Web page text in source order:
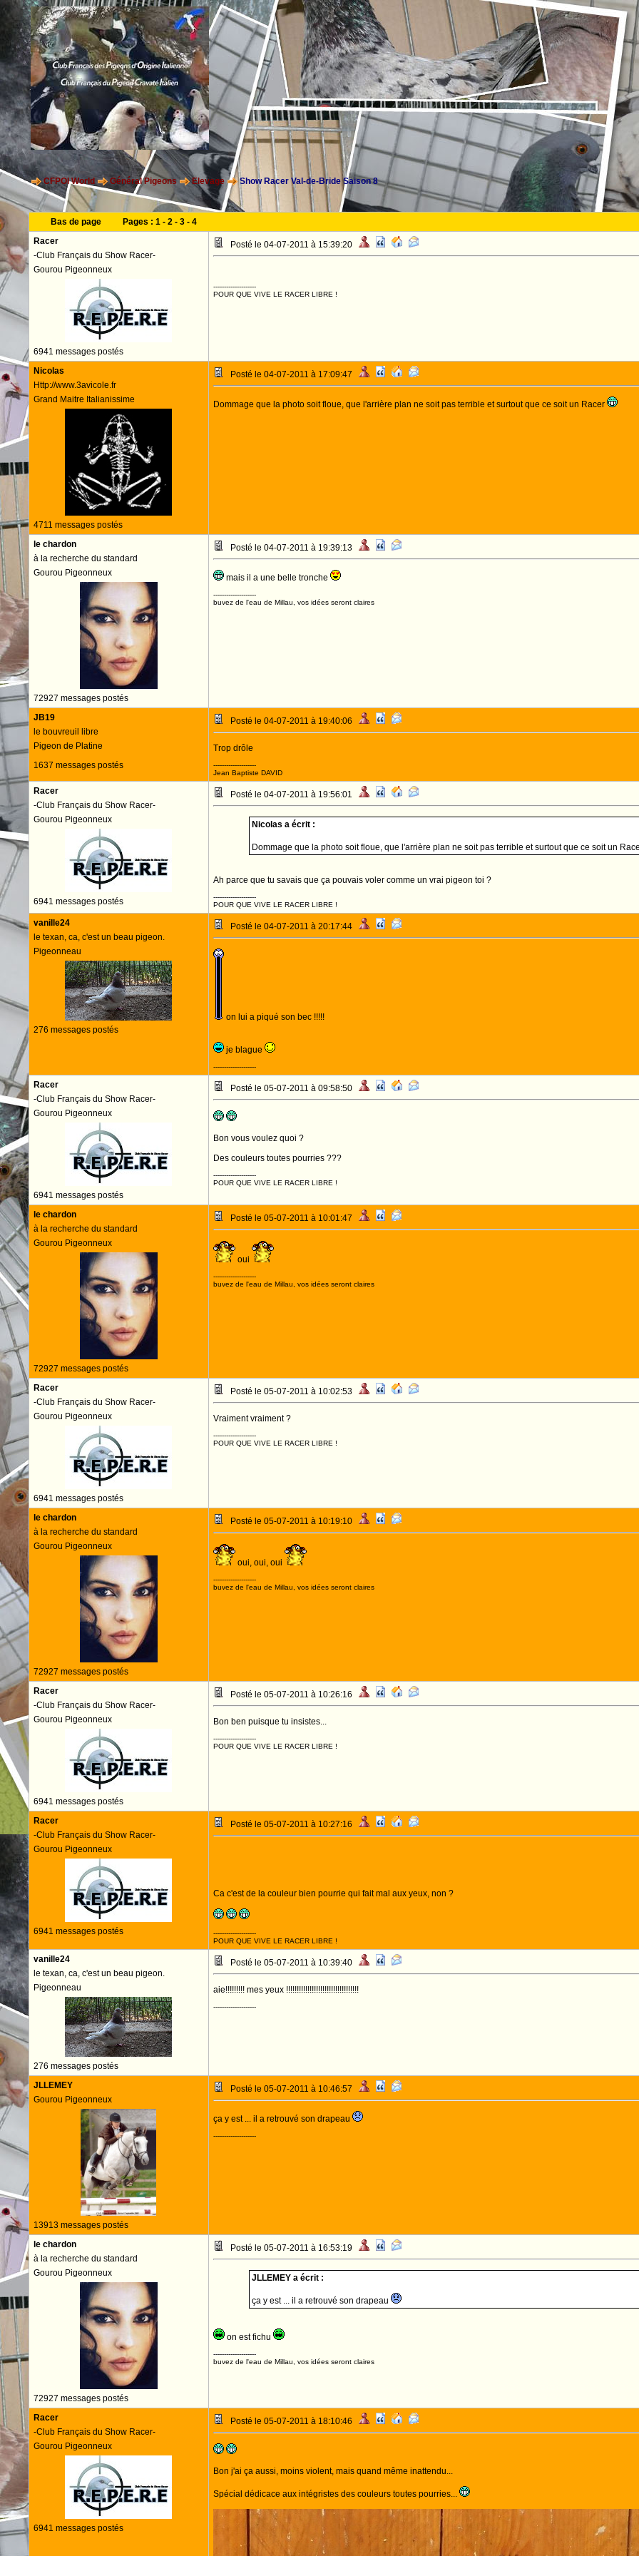
CFPOI World Général Pigeons Elevage Show Racer Val-de-Bride Saison 8
Bas de page Pages : 1- 2- 3- 4
Racer
-Club Français du Show Racer-
Gourou Pigeonneux
6941 messages postés
Posté le 04-07-2011 à 15:39:20
--------------------
POUR QUE VIVE LE RACER LIBRE !
Nicolas
Http://www.3avicole.fr
Grand Maitre Italianissime
4711 messages postés
Posté le 04-07-2011 à 17:09:47
Dommage que la photo soit floue, que l'arrière plan ne soit pas terrible et surtout que ce soit un Racer
le chardon
à la recherche du standard
Gourou Pigeonneux
72927 messages postés
Posté le 04-07-2011 à 19:39:13
mais il a une belle tronche
--------------------
buvez de l'eau de Millau, vos idées seront claires
JB19
le bouvreuil libre
Pigeon de Platine
1637 messages postés
Posté le 04-07-2011 à 19:40:06
Trop drôle
--------------------
Jean Baptiste DAVID
Racer
-Club Français du Show Racer-
Gourou Pigeonneux
6941 messages postés
Posté le 04-07-2011 à 19:56:01
Nicolas a écrit :
Dommage que la photo soit floue, que l'arrière plan ne soit pas terrible et surtout que ce soit un
Ah parce que tu savais que ça pouvais voler comme un vrai pigeon toi ?
--------------------
POUR QUE VIVE LE RACER LIBRE !
vanille24
le texan, ca, c'est un beau pigeon.
Pigeonneau
276 messages postés
Posté le 04-07-2011 à 20:17:44
on lui a piqué son bec !!!!!
je blague
--------------------
Racer
-Club Français du Show Racer-
Gourou Pigeonneux
6941 messages postés
Posté le 05-07-2011 à 09:58:50
Bon vous voulez quoi ?
Des couleurs toutes pourries ???
--------------------
POUR QUE VIVE LE RACER LIBRE !
le chardon
à la recherche du standard
Gourou Pigeonneux
72927 messages postés
Posté le 05-07-2011 à 10:01:47
oui
--------------------
buvez de l'eau de Millau, vos idées seront claires
Racer
-Club Français du Show Racer-
Gourou Pigeonneux
6941 messages postés
Posté le 05-07-2011 à 10:02:53
Vraiment vraiment ?
--------------------
POUR QUE VIVE LE RACER LIBRE !
le chardon
à la recherche du standard
Gourou Pigeonneux
72927 messages postés
Posté le 05-07-2011 à 10:19:10
oui, oui, oui
--------------------
buvez de l'eau de Millau, vos idées seront claires
Racer
-Club Français du Show Racer-
Gourou Pigeonneux
6941 messages postés
Posté le 05-07-2011 à 10:26:16
Bon ben puisque tu insistes...
--------------------
POUR QUE VIVE LE RACER LIBRE !
Racer
-Club Français du Show Racer-
Gourou Pigeonneux
6941 messages postés
Posté le 05-07-2011 à 10:27:16
Ca c'est de la couleur bien pourrie qui fait mal aux yeux, non ?
--------------------
POUR QUE VIVE LE RACER LIBRE !
vanille24
le texan, ca, c'est un beau pigeon.
Pigeonneau
276 messages postés
Posté le 05-07-2011 à 10:39:40
aie!!!!!!!!! mes yeux !!!!!!!!!!!!!!!!!!!!!!!!!!!!!!!!!!
--------------------
JLLEMEY
Gourou Pigeonneux
13913 messages postés
Posté le 05-07-2011 à 10:46:57
ça y est ... il a retrouvé son drapeau
--------------------
le chardon
à la recherche du standard
Gourou Pigeonneux
72927 messages postés
Posté le 05-07-2011 à 16:53:19
JLLEMEY a écrit :
ça y est ... il a retrouvé son drapeau
on est fichu
--------------------
buvez de l'eau de Millau, vos idées seront claires
Racer
-Club Français du Show Racer-
Gourou Pigeonneux
6941 messages postés
Posté le 05-07-2011 à 18:10:46
Bon j'ai ça aussi, moins violent, mais quand même inattendu...
Spécial dédicace aux intégristes des couleurs toutes pourries...